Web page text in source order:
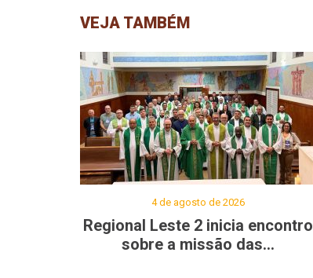
VEJA TAMBÉM
4 de agosto de 2026
Regional Leste 2 inicia encontro
sobre a missão das...